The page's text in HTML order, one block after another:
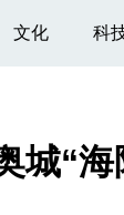
文化 科
城“